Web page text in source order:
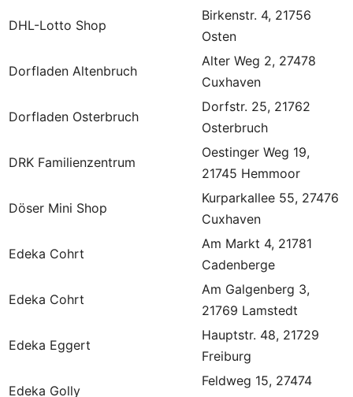
DHL-Lotto Shop
Birkenstr. 4, 21756
Osten
Dorfladen Altenbruch
Alter Weg 2, 27478
Cuxhaven
Dorfladen Osterbruch
Dorfstr. 25, 21762
Osterbruch
DRK Familienzentrum
Oestinger Weg 19,
21745 Hemmoor
Döser Mini Shop
Kurparkallee 55, 27476
Cuxhaven
Edeka Cohrt
Am Markt 4, 21781
Cadenberge
Edeka Cohrt
Am Galgenberg 3,
21769 Lamstedt
Edeka Eggert
Hauptstr. 48, 21729
Freiburg
Edeka Golly
Feldweg 15, 27474